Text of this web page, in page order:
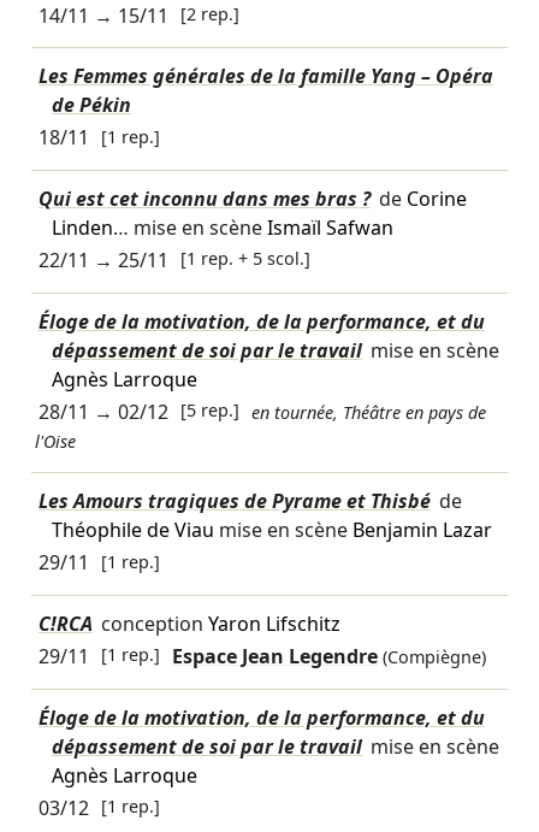
14/11 → 15/11 [2 rep.]
Les Femmes générales de la famille Yang – Opéra
de Pékin
18/11
[1 rep.]
Qui est cet inconnu dans mes bras ? de Corine
Linden… mise en scèneIsmaïl Safwan
22/11 → 25/11 [1 rep. + 5 scol.]
Éloge de la motivation, de la performance, et du
dépassement de soi par le travail mise en scène
Agnès Larroque
28/11 → 02/12 [5 rep.] en tournée, Théâtre en pays de
l'Oise
Les Amours tragiques de Pyrame et Thisbé de
Théophile de Viau mise en scène Benjamin Lazar
29/11
[1 rep.]
C!RCA conception Yaron Lifschitz
29/11
[1 rep.] Espace Jean Legendre (Compiègne)
Éloge de la motivation, de la performance, et du
dépassement de soi par le travail mise en scène
Agnès Larroque
03/12 [1 rep.]